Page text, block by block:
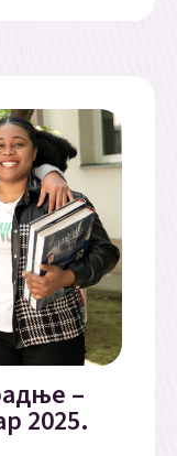
–
2025.